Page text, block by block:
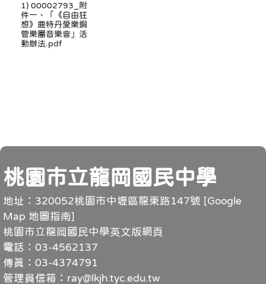
1) 00002793_附
件一、「《自由狂
想》鹿特丹愛樂銅
管樂團音樂會」活
動辦法.pdf
頁尾
桃園市立龍岡國民中學
地址：320052桃園市中壢區龍東路147號 [Google
Map 地圖指南]
桃園市立龍岡國民中學英文版網頁
電話：03-4562137
傳真：03-4374791
管理員信箱：ray@lkjh.tyc.edu.tw